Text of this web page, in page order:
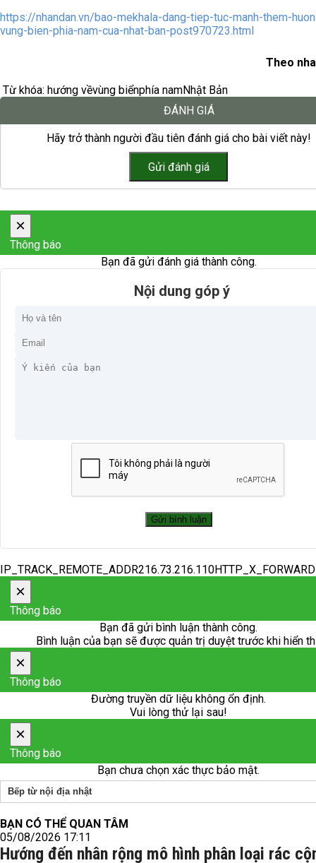
https://nhandan.vn/bao-mekhala-dang-tiep-tuc-manh-them-
vung-bien-phia-nam-cua-nhat-ban-post970723.html
Theo
Từ khóa: hướng vềvùng biểnphía namNhật Bản
ĐÁNH GIÁ
Hãy trở thành người đầu tiên đánh giá cho bài viết này!
×
Thông báo
Bạn đã gửi đánh giá thành công.
Nội dung góp ý
×
Thông báo
Bạn đã gửi bình luận thành công.
Bình luận của bạn sẽ được quản trị duyệt trước khi hiển
×
Thông báo
Đường truyền dữ liệu không ổn định.
Vui lòng thử lại sau!
×
Thông báo
Bạn chưa chọn xác thực bảo mật.
Bếp từ nội địa nhật
BẠN CÓ THỂ QUAN TÂM
05/08/2026 17:11
Hướng đến nhân rộng mô hình phân loại rác